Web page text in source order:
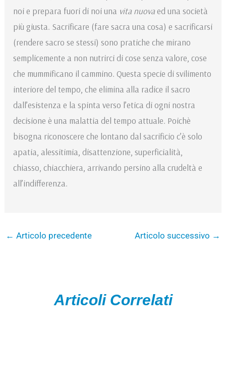
noi e prepara fuori di noi una vita nuovaed una società
più giusta. Sacrificare (fare sacra una cosa) e sacrificarsi
(rendere sacro se stessi) sono pratiche che mirano
semplicemente a non nutrirci di cose senza valore, cose
che mummificano il cammino. Questa specie di svilimento
interiore del tempo, che elimina alla radice il sacro
dall’esistenza e la spinta verso l’etica di ogni nostra
decisione è una malattia del tempo attuale. Poichè
bisogna riconoscere che lontano dal sacrificio c’è solo
apatia, alessitimia, disattenzione, superficialità,
chiasso, chiacchiera, arrivando persino alla crudeltà e
all’indifferenza.
← Articolo precedente Articolo successivo →
Articoli Correlati